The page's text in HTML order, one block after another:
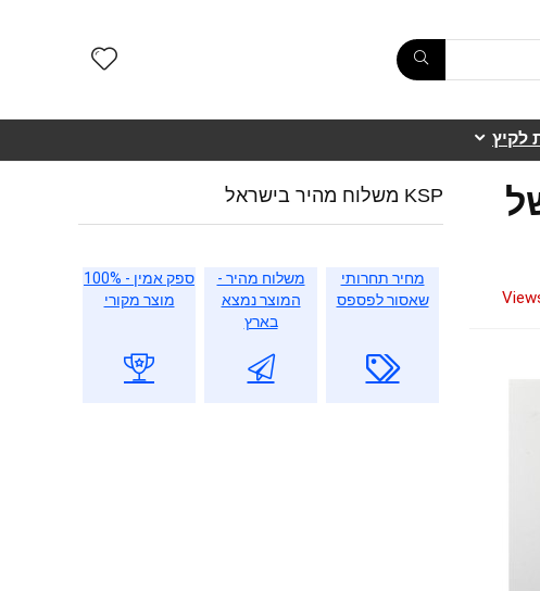
לקיץ
KSP משלוח מהיר בישראל
מחיר תחרותי
שאסור לפספס
משלוח מהיר -
המוצר נמצא
בארץ
ספק אמין - 100%
מוצר מקורי